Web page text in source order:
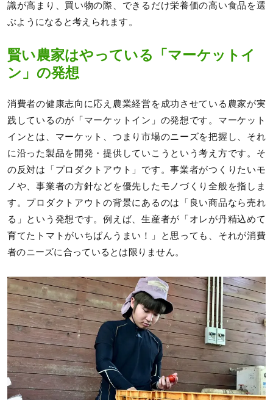
識が高まり、買い物の際、できるだけ栄養価の高い食品を選
ぶようになると考えられます。
賢い農家はやっている「マーケットイ
ン」の発想
消費者の健康志向に応え農業経営を成功させている農家が実
践しているのが「マーケットイン」の発想です。マーケット
インとは、マーケット、つまり市場のニーズを把握し、それ
に沿った製品を開発・提供していこうという考え方です。そ
の反対は「プロダクトアウト」です。事業者がつくりたいモ
ノや、事業者の方針などを優先したモノづくり全般を指しま
す。プロダクトアウトの背景にあるのは「良い商品なら売れ
る」という発想です。例えば、生産者が「オレが丹精込めて
育てたトマトがいちばんうまい！」と思っても、それが消費
者のニーズに合っているとは限りません。